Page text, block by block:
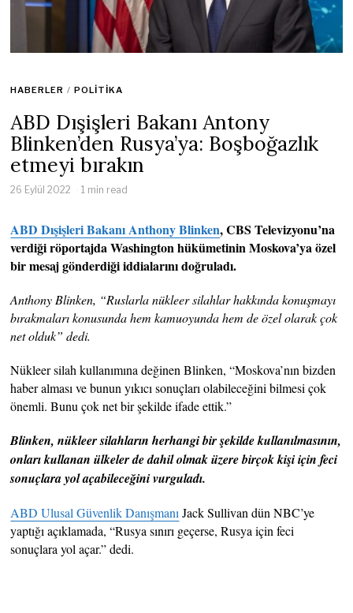
HABERLER / POLITIKA
ABD Dışişleri Bakanı Antony
Blinken’den Rusya’ya: Boşboğazlık
etmeyi bırakın
26 Eylül 2022 1 min read
ABD Dışişleri Bakanı Anthony Blinken, CBS Televizyonu’na
verdiği röportajda Washington hükümetinin Moskova’ya özel
bir mesaj gönderdiği iddialarını doğruladı.
Anthony Blinken, “Ruslarla nükleer silahlar hakkında konuşmayı
bırakmaları konusunda hem kamuoyunda hem de özel olarak çok
net olduk” dedi.
Nükleer silah kullanımına değinen Blinken, “Moskova’nın bizden
haber alması ve bunun yıkıcı sonuçları olabileceğini bilmesi çok
önemli. Bunu çok net bir şekilde ifade ettik.”
Blinken, nükleer silahların herhangi bir şekilde kullanılmasının,
onları kullanan ülkeler de dahil olmak üzere birçok kişi için feci
sonuçlara yol açabileceğini vurguladı.
ABD Ulusal Güvenlik DanışmanıJack Sullivan dün NBC’ye
yaptığı açıklamada, “Rusya sınırı geçerse, Rusya için feci
sonuçlara yol açar.” dedi.